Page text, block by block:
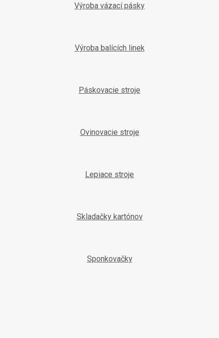
Výroba vázací pásky
Výroba balících linek
Páskovacie stroje
Ovinovacie stroje
Lepiace stroje
Skladačky kartónov
Sponkovačky